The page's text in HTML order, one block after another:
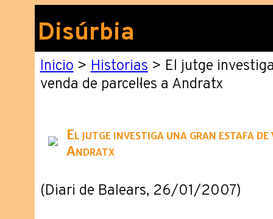
Disúrbia
Inicio>Historias> El jutge
venda de parcel·les a Andratx
El jutge investiga una gran estafa de
Andratx
(Diari de Balears, 26/01/2007)